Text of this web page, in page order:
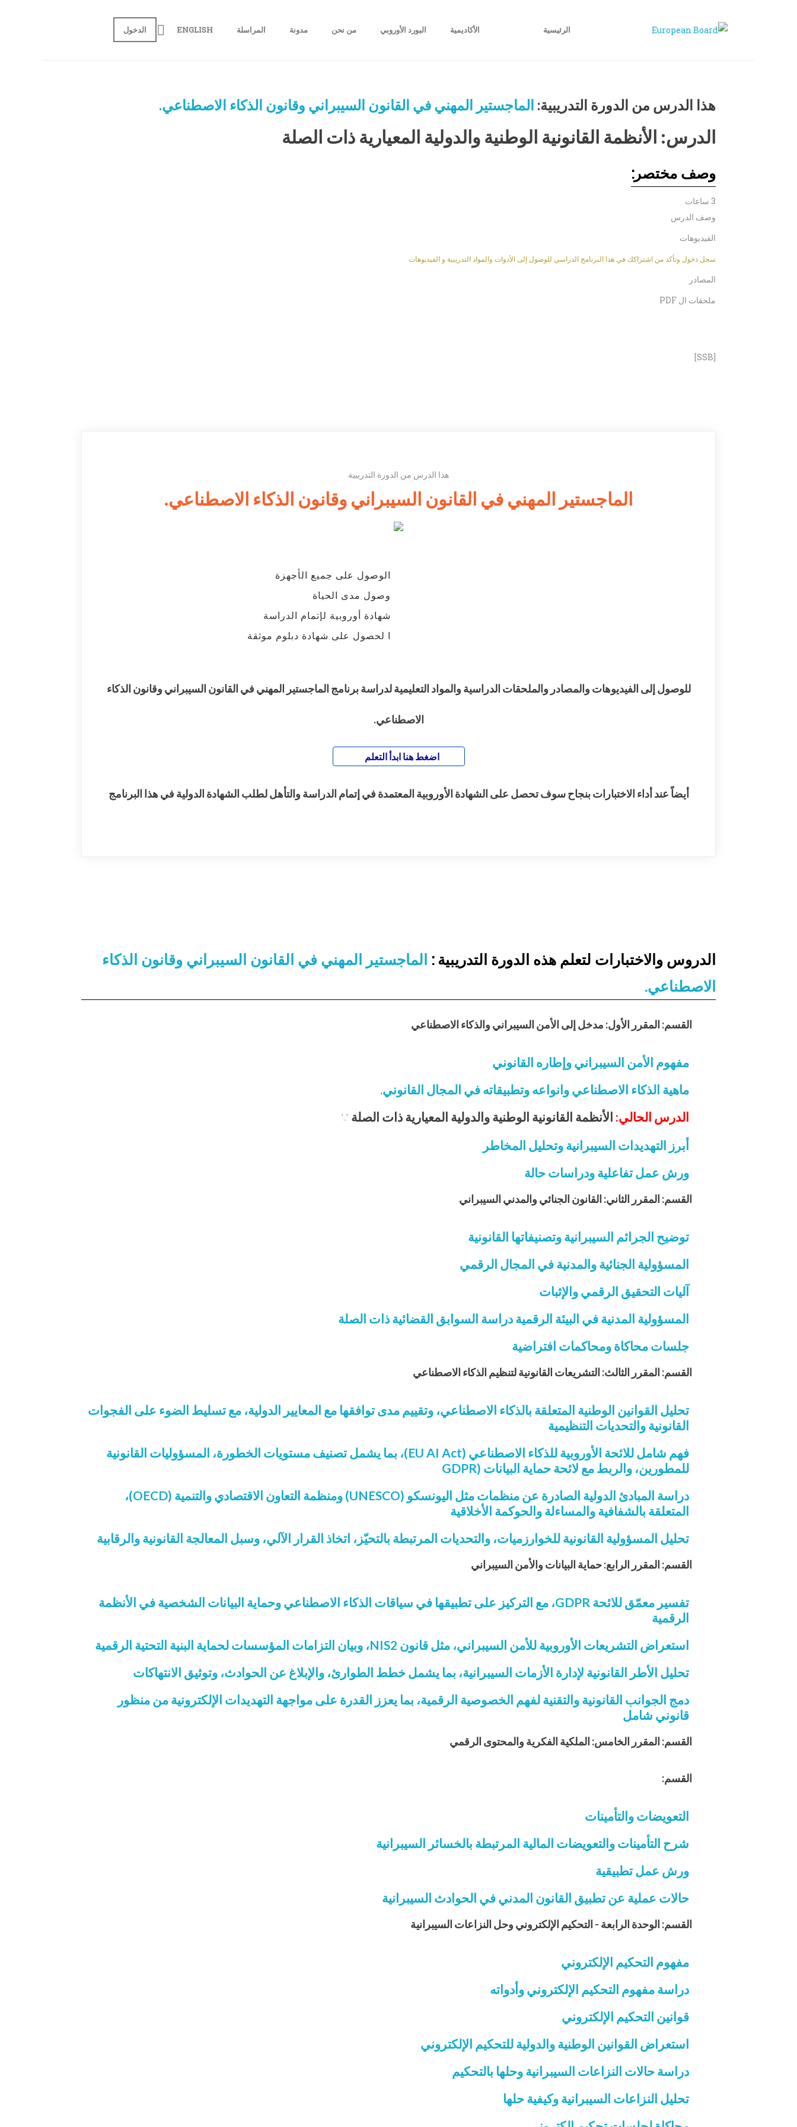
الرئيسية الأكاديمية البورد الأوروبي من نحن مدونة المراسلة ENGLISH الدخول
هذا الدرس من الدورة التدريبية: الماجستير المهني في القانون السيبراني وقانون الذكاء الاصطناعي.
الدرس: الأنظمة القانونية الوطنية والدولية المعيارية ذات الصلة
وصف مختصر:
3 ساعات
وصف الدرس
الفيديوهات
سجل دخول وتأكد من اشتراكك في هذا البرنامج الدراسي للوصول إلى الأدوات والمواد التدريبية و الفيديوهات
المصادر
ملحقات ال PDF
[SSB]
هذا الدرس من الدورة التدريبية
الماجستير المهني في القانون السيبراني وقانون الذكاء الاصطناعي.
الوصول على جميع الأجهزة
وصول مدى الحياة
شهادة أوروبية لإتمام الدراسة
ا لحصول على شهادة دبلوم موثقة
للوصول إلى الفيديوهات والمصادر والملحقات الدراسية والمواد التعليمية لدراسة برنامج الماجستير المهني في القانون السيبراني وقانون الذكاء
الاصطناعي.
اضغط هنا ابدأ التعلم
أيضاً عند أداء الاختبارات بنجاح سوف تحصل على الشهادة الأوروبية المعتمدة في إتمام الدراسة والتأهل لطلب الشهادة الدولية في هذا البرنامج
الدروس والاختبارات لتعلم هذه الدورة التدريبية : الماجستير المهني في القانون السيبراني وقانون الذكاء
الاصطناعي.
القسم: المقرر الأول: مدخل إلى الأمن السيبراني والذكاء الاصطناعي
مفهوم الأمن السيبراني وإطاره القانوني
ماهية الذكاء الاصطناعي وانواعه وتطبيقاته في المجال القانوني.
الدرس الحالي: الأنظمة القانونية الوطنية والدولية المعيارية ذات الصلة '..'
أبرز التهديدات السيبرانية وتحليل المخاطر
ورش عمل تفاعلية ودراسات حالة
القسم: المقرر الثاني: القانون الجنائي والمدني السيبراني
توضيح الجرائم السيبرانية وتصنيفاتها القانونية
المسؤولية الجنائية والمدنية في المجال الرقمي
آليات التحقيق الرقمي والإثبات
المسؤولية المدنية في البيئة الرقمية دراسة السوابق القضائية ذات الصلة
جلسات محاكاة ومحاكمات افتراضية
القسم: المقرر الثالث: التشريعات القانونية لتنظيم الذكاء الاصطناعي
تحليل القوانين الوطنية المتعلقة بالذكاء الاصطناعي، وتقييم مدى توافقها مع المعايير الدولية، مع تسليط الضوء على الفجوات
القانونية والتحديات التنظيمية
فهم شامل للائحة الأوروبية للذكاء الاصطناعي (EU AI Act)، بما يشمل تصنيف مستويات الخطورة، المسؤوليات القانونية
للمطورين، والربط مع لائحة حماية البيانات (GDPR
دراسة المبادئ الدولية الصادرة عن منظمات مثل اليونسكو (UNESCO) ومنظمة التعاون الاقتصادي والتنمية (OECD)،
المتعلقة بالشفافية والمساءلة والحوكمة الأخلاقية
تحليل المسؤولية القانونية للخوارزميات، والتحديات المرتبطة بالتحيّز، اتخاذ القرار الآلي، وسبل المعالجة القانونية والرقابية
القسم: المقرر الرابع: حماية البيانات والأمن السيبراني
تفسير معمّق للائحة GDPR، مع التركيز على تطبيقها في سياقات الذكاء الاصطناعي وحماية البيانات الشخصية في الأنظمة
الرقمية
استعراض التشريعات الأوروبية للأمن السيبراني، مثل قانون NIS2، وبيان التزامات المؤسسات لحماية البنية التحتية الرقمية
تحليل الأطر القانونية لإدارة الأزمات السيبرانية، بما يشمل خطط الطوارئ، والإبلاغ عن الحوادث، وتوثيق الانتهاكات
دمج الجوانب القانونية والتقنية لفهم الخصوصية الرقمية، بما يعزز القدرة على مواجهة التهديدات الإلكترونية من منظور
قانوني شامل
القسم: المقرر الخامس: الملكية الفكرية والمحتوى الرقمي
القسم:
التعويضات والتأمينات
شرح التأمينات والتعويضات المالية المرتبطة بالخسائر السيبرانية
ورش عمل تطبيقية
حالات عملية عن تطبيق القانون المدني في الحوادث السيبرانية
القسم: الوحدة الرابعة - التحكيم الإلكتروني وحل النزاعات السيبرانية
مفهوم التحكيم الإلكتروني
دراسة مفهوم التحكيم الإلكتروني وأدواته
قوانين التحكيم الإلكتروني
استعراض القوانين الوطنية والدولية للتحكيم الإلكتروني
دراسة حالات النزاعات السيبرانية وحلها بالتحكيم
تحليل النزاعات السيبرانية وكيفية حلها